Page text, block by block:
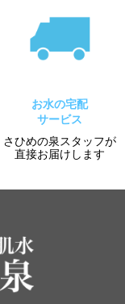
お水の宅配
サービス
さひめの泉スタッフが
直接お届けします